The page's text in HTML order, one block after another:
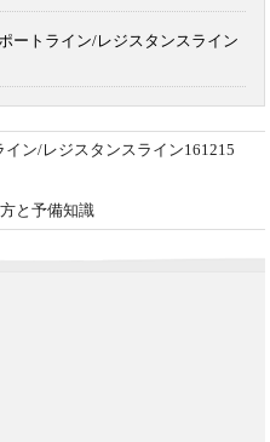
ートライン/レジスタンスライン
ン/レジスタンスライン161215
と予備知識